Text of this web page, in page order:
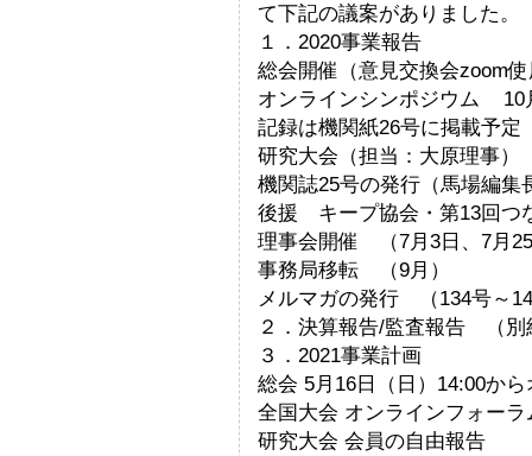
て下記の議案がありました。
１．2020事業報告
総会開催（意見交換会zoom
オンラインシンポジウム 10
記録は機関紙26号に掲載予定
研究大会（担当：大原理事
機関誌25号の発行（馬場編集
後援 キープ協会・第13回つ
理事会開催 （7月3日、7月
事務局移転 （9月）
メルマガの発行 （134号～
２．決算報告/監査報告 （別
３．2021事業計画
総会 5月16日（日）14:00か
全国大会 オンラインフォー
研究大会 会員の自由報告